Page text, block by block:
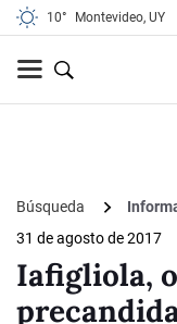
10° Montevideo, UY
Búsqueda
31 de agosto de 2017
Iafigliola,